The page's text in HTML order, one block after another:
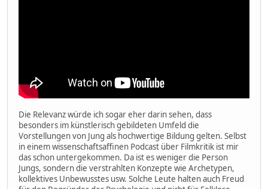
Die Relevanz würde ich sogar eher darin sehen, dass
besonders im künstlerisch gebildeten Umfeld die
Vorstellungen von Jung als hochwertige Bildung gelten. Selbst
in einem wissenschaftsaffinen Podcast über Filmkritik ist mir
das schon untergekommen. Da ist es weniger die Person
Jungs, sondern die verstrahlten Konzepte wie Archetypen,
kollektives Unbewusstes usw. Solche Leute halten auch Freud